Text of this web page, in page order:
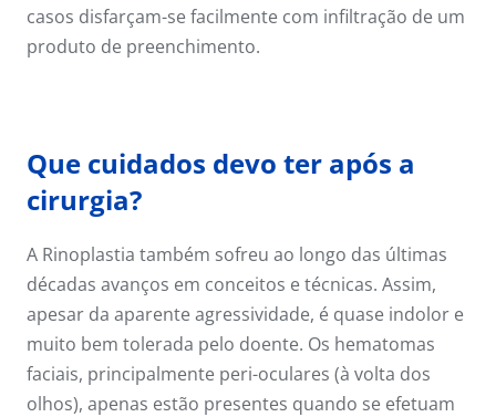
casos disfarçam-se facilmente com infiltração de um
produto de preenchimento.
Que cuidados devo ter após a
cirurgia?
A Rinoplastia também sofreu ao longo das últimas
décadas avanços em conceitos e técnicas. Assim,
apesar da aparente agressividade, é quase indolor e
muito bem tolerada pelo doente. Os hematomas
faciais, principalmente peri-oculares (à volta dos
olhos), apenas estão presentes quando se efetuam